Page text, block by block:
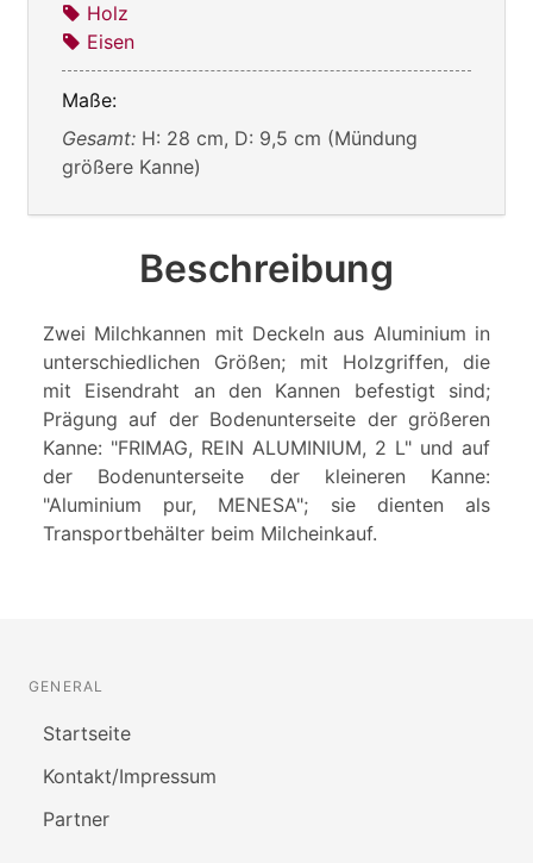
Holz
Eisen
Maße:
Gesamt: H: 28 cm, D: 9,5 cm (Mündung
größere Kanne)
Beschreibung
Zwei Milchkannen mit Deckeln aus Aluminium in
unterschiedlichen Größen; mit Holzgriffen, die
mit Eisendraht an den Kannen befestigt sind;
Prägung auf der Bodenunterseite der größeren
Kanne: "FRIMAG, REIN ALUMINIUM, 2 L" und auf
der Bodenunterseite der kleineren Kanne:
"Aluminium pur, MENESA"; sie dienten als
Transportbehälter beim Milcheinkauf.
GENERAL
Startseite
Kontakt/Impressum
Partner